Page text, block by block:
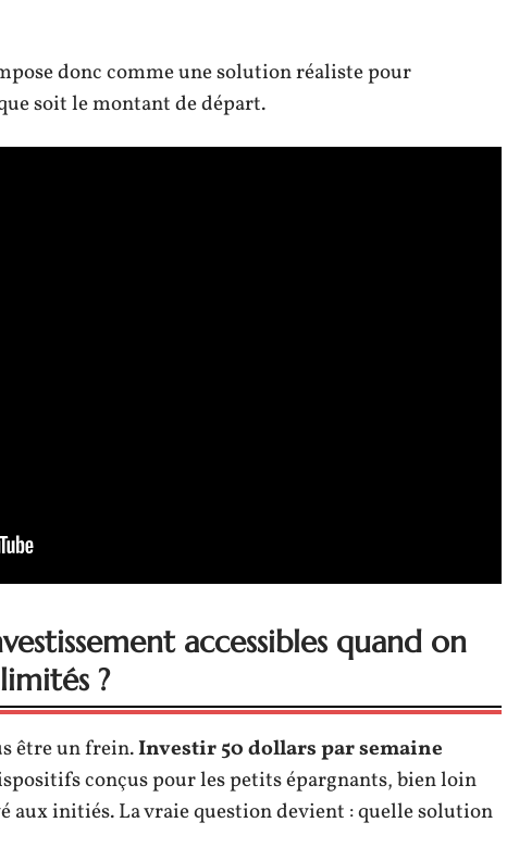
donc comme une solution réaliste pour
soit le montant de départ.
accessibles quand on
?
être un frein.Investir 50 dollars par semaine
conçus pour les petits épargnants, bien loin
aux initiés. La vraie question devient : quelle solution